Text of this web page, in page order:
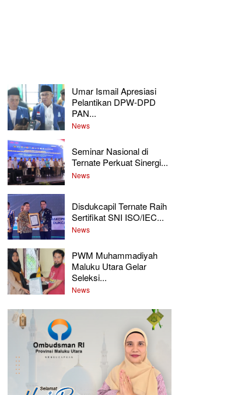
Umar Ismail Apresiasi
Pelantikan DPW-DPD
PAN...
News
Seminar Nasional di
Ternate Perkuat Sinergi...
News
Disdukcapil Ternate Raih
Sertifikat SNI ISO/IEC...
News
PWM Muhammadiyah
Maluku Utara Gelar
Seleksi...
News